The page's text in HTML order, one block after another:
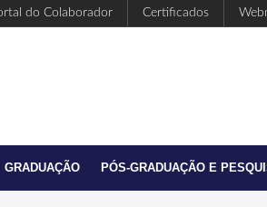
do Colaborador Certificados
GRADUAÇÃO PÓS-GRADUAÇÃO E